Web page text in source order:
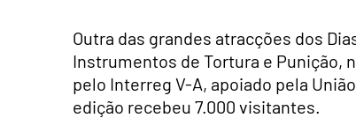
Outra das grandes atracções dos
Instrumentos de Tortura e Punição,
pelo Interreg V-A, apoiado pela
edição recebeu 7.000 visitantes.